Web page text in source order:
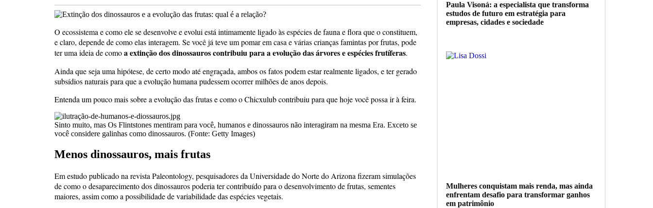
O ecossistema e como ele se desenvolve e evolui está intimamente ligado às espécies de fauna e flora que o constituem,
e claro, depende de como elas interagem. Se você já teve um pomar em casa e várias crianças famintas por frutas, pode
ter uma ideia de comoa extinção dos dinossauros contribuiu para a evolução das árvores e espécies frutíferas.
Ainda que seja uma hipótese, de certo modo até engraçada, ambos os fatos podem estar realmente ligados, e ter gerado
subsídios naturais para que a evolução humana pudessem ocorrer milhões de anos depois.
Entenda um pouco mais sobre a evolução das frutas e como o Chicxulub contribuiu para que hoje você possa ir à feira.
Sinto muito, mas Os Flintstones mentiram para você, humanos e dinossauros não interagiram na mesma Era. Exceto se
você considere galinhas como dinossauros. (Fonte: Getty Images)
Menos dinossauros, mais frutas
Em estudo publicado na revista Paleontology, pesquisadores da Universidade do Norte do Arizona fizeram simulações
de como o desaparecimento dos dinossauros poderia ter contribuído para o desenvolvimento de frutas, sementes
maiores, assim como a possibilidade de variabilidade das espécies vegetais.
Paula Visoná: a especialista que transforma
estudos de futuro em estratégia para
empresas, cidades e sociedade
Mulheres conquistam mais renda, mas ainda
enfrentam desafio para transformar ganhos
em patrimônio